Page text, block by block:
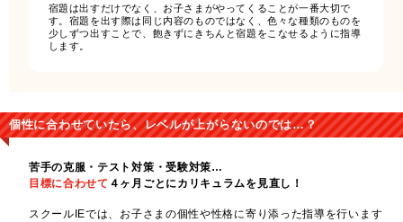
宿題は出すだけでなく、お子さまがやってくることが一番大切で
す。宿題を出す際は同じ内容のものではなく、色々な種類のものを
少しずつ出すことで、飽きずにきちんと宿題をこなせるように指導
します。
個性に合わせていたら、レベルが上がらないのでは…？
苦手の克服・テスト対策・受験対策…
目標に合わせて ４ヶ月ごとにカリキュラムを見直し！
スクールIEでは、お子さまの個性や性格に寄り添った指導を行います